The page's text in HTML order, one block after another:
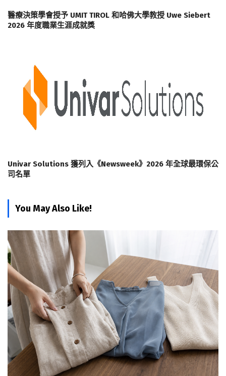
醫療決策學會授予 UMIT TIROL 和哈佛大學教授 Uwe Siebert
2026 年度職業生涯成就獎
Univar Solutions 獲列入《Newsweek》2026 年全球最環保公
司名單
You May Also Like!